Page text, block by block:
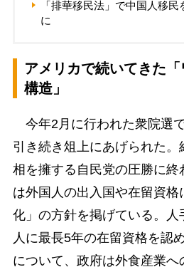
「排華移民法」で中国人移民
に
アメリカで続いてきた
構造」
今年2月に行われた衆院選
引き続き俎上にあげられた
相を擁する自民党の圧勝に
は外国人の出入国や在留資格
化」の方針を掲げている。人
人に最長5年の在留資格を認
について、政府は外食産業へ